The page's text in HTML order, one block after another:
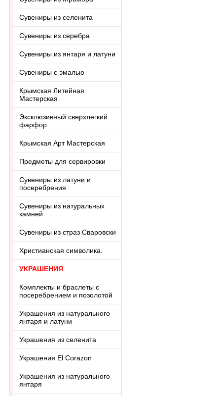
Сувениры из селенита
Сувениры из серебра
Сувениры из янтаря и латуни
Сувениры с эмалью
Крымская Литейная
Мастерская
Эксклюзивный сверхлегкий
фарфор
Крымская Арт Мастерская
Предметы для сервировки
Сувениры из латуни и
посеребрения
Сувениры из натуральных
камней
Сувениры из страз Сваровски
Христианская символика.
УКРАШЕНИЯ
Комплекты и браслеты с
посеребрением и позолотой
Украшения из натурального
янтаря и латуни
Украшения из селенита
Украшения El Corazon
Украшения из натурального
янтаря